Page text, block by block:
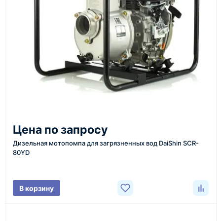
инструменты по номеру телефона в шапке сайта
или через онлайн-форму запроса обратного звонка.
Казахстан и СНГ
доставка оборудования в разные города и
регионы
средний срок доставки по большинству поставок
проверка товара перед отправкой клиенту
Цена по запросу
Дизельная мотопомпа для загрязненных вод DaiShin SCR-
80YD
В корзину